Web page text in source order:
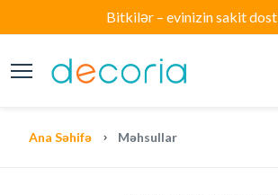
Bitkilər – evinizin sakit
Ana Səhifə Məhsullar